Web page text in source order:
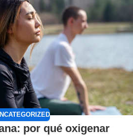
por qué oxigenar